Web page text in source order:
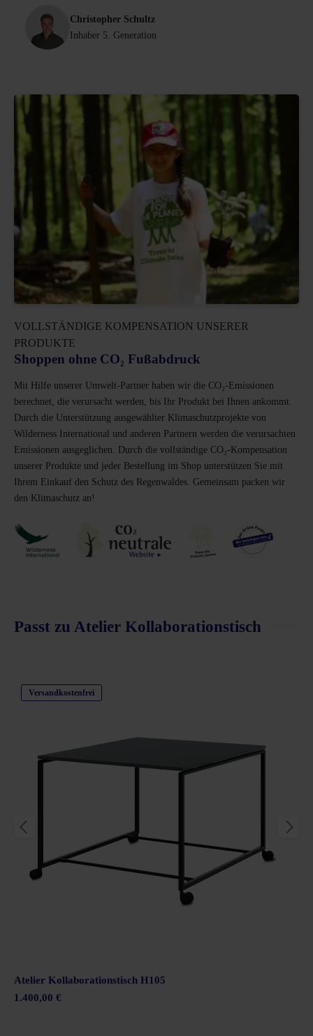
Christopher Schultz
Inhaber 5. Generation
VOLLSTÄNDIGE KOMPENSATION UNSERER
PRODUKTE
Shoppen ohne CO₂ Fußabdruck
Mit Hilfe unserer Umwelt-Partner haben wir die CO₂-Emissionen
berechnet, die verursacht werden, bis Ihr Produkt bei Ihnen ankommt.
Durch die Unterstützung ausgewählter Klimaschutzprojekte von
Wilderness International und anderen Partnern werden die verursachten
Emissionen ausgeglichen. Durch die vollständige CO₂-Kompensation
unserer Produkte und jeder Bestellung im Shop unterstützen Sie mit
Ihrem Einkauf den Schutz des Regenwaldes. Gemeinsam packen wir
den Klimaschutz an!
Passt zu Atelier Kollaborationstisch
Versandkostenfrei
Atelier Kollaborationstisch H105
1.400,00 €